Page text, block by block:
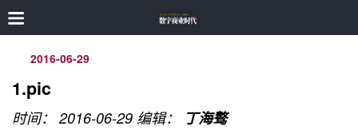
2016-06-29
1.pic
时间： 2016-06-29 编辑： 丁海骜